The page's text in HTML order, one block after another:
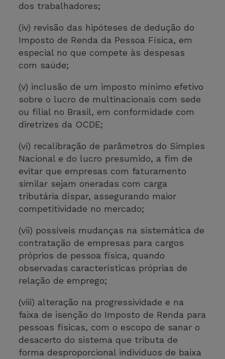
dos trabalhadores;
(iv) revisão das hipóteses de dedução do
Imposto de Renda da Pessoa Física, em
especial no que compete às despesas
com saúde;
(v) inclusão de um imposto mínimo efetivo
sobre o lucro de multinacionais com sede
ou filial no Brasil, em conformidade com
diretrizes da OCDE;
(vi) recalibração de parâmetros do Simples
Nacional e do lucro presumido, a fim de
evitar que empresas com faturamento
similar sejam oneradas com carga
tributária díspar, assegurando maior
competitividade no mercado;
(vii) possíveis mudanças na sistemática de
contratação de empresas para cargos
próprios de pessoa física, quando
observadas características próprias de
relação de emprego;
(viii) alteração na progressividade e na
faixa de isenção do Imposto de Renda para
pessoas físicas, com o escopo de sanar o
desacerto do sistema que tributa de
forma desproporcional indivíduos de baixa